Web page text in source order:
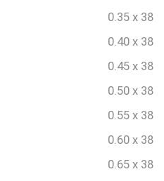
0.35 x 38
0.40 x 38
0.45 x 38
0.50 x 38
0.55 x 38
0.60 x 38
0.65 x 38